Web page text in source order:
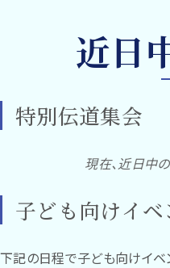
近日
特別伝道集会
現在、近日中
子ども向けイベ
下記の日程で子ども向けイベ